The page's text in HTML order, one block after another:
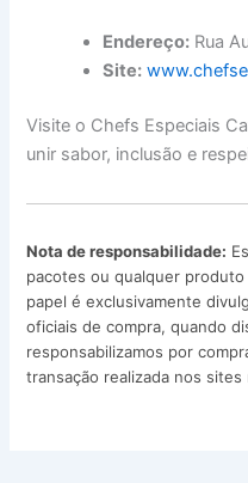
Endereço: Rua
Site:
Visite o Chefs Especiais
unir sabor, inclusão e
Nota de responsabilidade:
pacotes ou qualquer
papel é exclusivamente
oficiais de compra, quando
responsabilizamos por
transação realizada nos sites